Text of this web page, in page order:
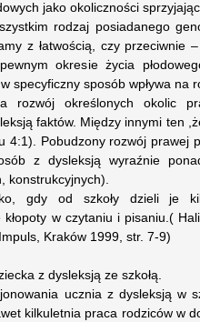
jako okoliczności
rodzaj posiadanego
z łatwością, czy przeciwnie
okresie życia
specyficzny sposób wpływa na
rozwój określonych okolic
faktów. Między innymi ten
4:1). Pobudzony rozwój prawej
z dysleksją wyraźnie
konstrukcyjnych).
gdy od szkoły dzieli je
w czytaniu i pisaniu.(
Kraków 1999, str. 7-9)
z dysleksją ze szkołą.
ucznia z dysleksją w
kilkuletnia praca rodziców w